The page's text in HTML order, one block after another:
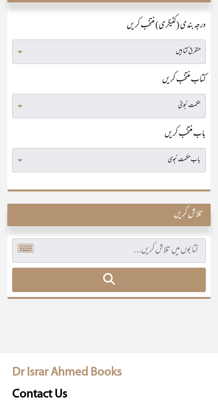
درجہ بندی (کٹیگری) منتخب کریں
کتاب منتخب کریں
باب منتخب کریں
تلاش کریں
Dr Israr Ahmed Books
Contact Us